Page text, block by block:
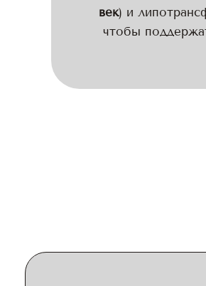
век) и
чтобы